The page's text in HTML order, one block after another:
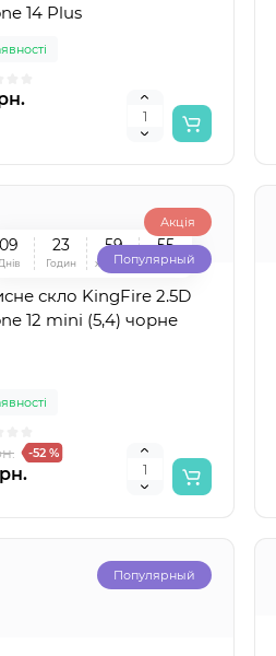
Популярный
приставка Tanix TX5
14 Plus
Акція
Популярный
09 23
Годин
59
хвилин
54
сек
скло KingFire 2.5D
12 mini (5,4) чорне
-52 %
Популярный